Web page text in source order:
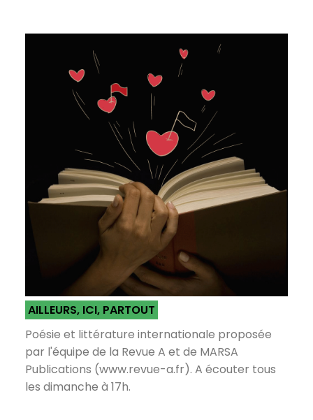
AILLEURS, ICI, PARTOUT
Poésie et littérature internationale proposée
par l'équipe de la Revue A et de MARSA
Publications (www.revue-a.fr). A écouter tous
les dimanche à 17h.